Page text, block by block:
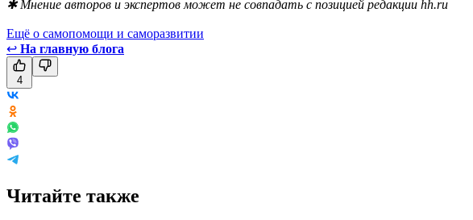
✱ Мнение авторов и экспертов может не совпадать с позицией редакции hh.ru
Ещё о самопомощи и саморазвитии
↩ На главную блога
4
Читайте также